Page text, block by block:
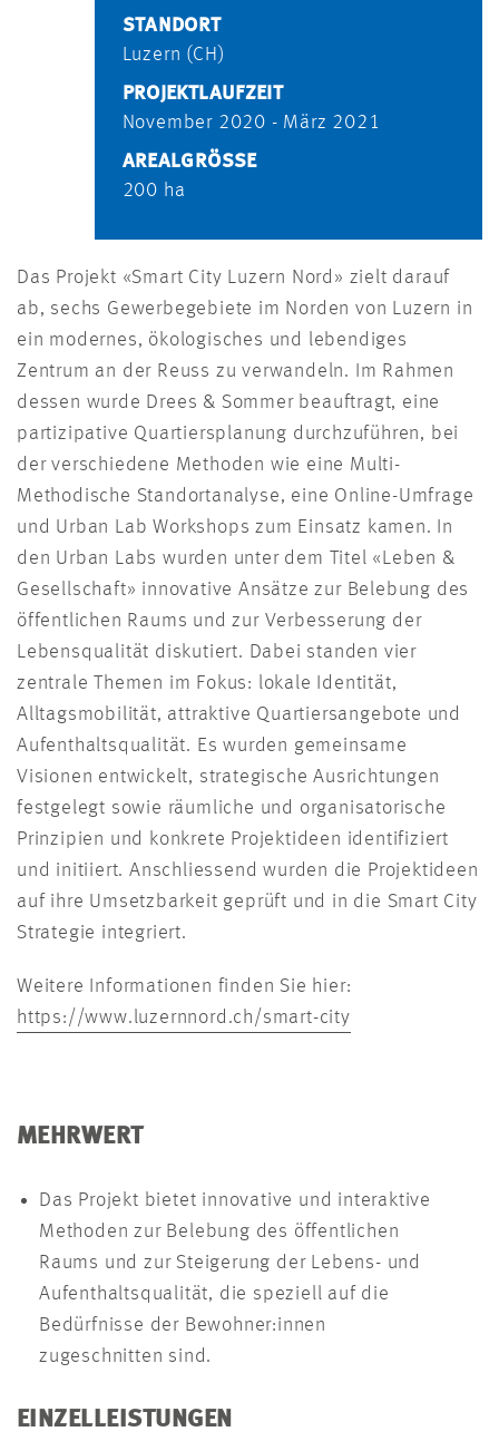
STANDORT
Luzern (CH)
PROJEKTLAUFZEIT
November 2020 - März 2021
AREALGRÖSSE
200 ha
Das Projekt «Smart City Luzern Nord» zielt darauf
ab, sechs Gewerbegebiete im Norden von Luzern in
ein modernes, ökologisches und lebendiges
Zentrum an der Reuss zu verwandeln. Im Rahmen
dessen wurde Drees & Sommer beauftragt, eine
partizipative Quartiersplanung durchzuführen, bei
der verschiedene Methoden wie eine Multi-
Methodische Standortanalyse, eine Online-Umfrage
und Urban Lab Workshops zum Einsatz kamen. In
den Urban Labs wurden unter dem Titel «Leben &
Gesellschaft» innovative Ansätze zur Belebung des
öffentlichen Raums und zur Verbesserung der
Lebensqualität diskutiert. Dabei standen vier
zentrale Themen im Fokus: lokale Identität,
Alltagsmobilität, attraktive Quartiersangebote und
Aufenthaltsqualität. Es wurden gemeinsame
Visionen entwickelt, strategische Ausrichtungen
festgelegt sowie räumliche und organisatorische
Prinzipien und konkrete Projektideen identifiziert
und initiiert. Anschliessend wurden die Projektideen
auf ihre Umsetzbarkeit geprüft und in die Smart City
Strategie integriert.
Weitere Informationen finden Sie hier:
https://www.luzernnord.ch/smart-city
MEHRWERT
Das Projekt bietet innovative und interaktive
Methoden zur Belebung des öffentlichen
Raums und zur Steigerung der Lebens- und
Aufenthaltsqualität, die speziell auf die
Bedürfnisse der Bewohner:innen
zugeschnitten sind.
EINZELLEISTUNGEN